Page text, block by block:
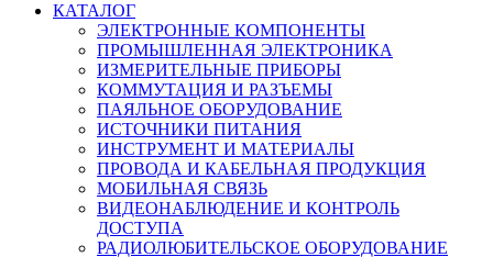
КАТАЛОГ
ЭЛЕКТРОННЫЕ КОМПОНЕНТЫ
ПРОМЫШЛЕННАЯ ЭЛЕКТРОНИКА
ИЗМЕРИТЕЛЬНЫЕ ПРИБОРЫ
КОММУТАЦИЯ И РАЗЪЕМЫ
ПАЯЛЬНОЕ ОБОРУДОВАНИЕ
ИСТОЧНИКИ ПИТАНИЯ
ИНСТРУМЕНТ И МАТЕРИАЛЫ
ПРОВОДА И КАБЕЛЬНАЯ ПРОДУКЦИЯ
МОБИЛЬНАЯ СВЯЗЬ
ВИДЕОНАБЛЮДЕНИЕ И КОНТРОЛЬ
ДОСТУПА
РАДИОЛЮБИТЕЛЬСКОЕ ОБОРУДОВАНИЕ